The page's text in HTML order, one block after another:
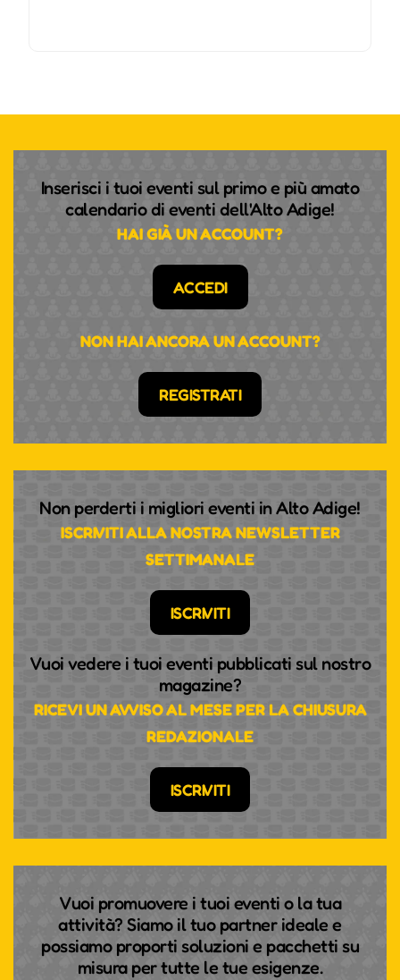
Inserisci i tuoi eventi sul primo e più amato
calendario di eventi dell'Alto Adige!
HAI GIÀ UN ACCOUNT?
ACCEDI
NON HAI ANCORA UN ACCOUNT?
REGISTRATI
Non perderti i migliori eventi in Alto Adige!
ISCRIVITI ALLA NOSTRA NEWSLETTER
SETTIMANALE
ISCRIVITI
Vuoi vedere i tuoi eventi pubblicati sul nostro
magazine?
RICEVI UN AVVISO AL MESE PER LA CHIUSURA
REDAZIONALE
ISCRIVITI
Vuoi promuovere i tuoi eventi o la tua
attività? Siamo il tuo partner ideale e
possiamo proporti soluzioni e pacchetti su
misura per tutte le tue esigenze.